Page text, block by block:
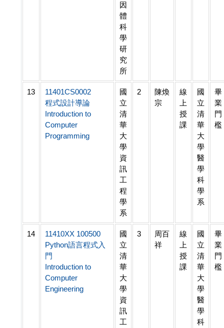
因
體
科
學
研
究
所
13
11401CS0002
程式設計導論
Introduction to
Computer
Programming
國
立
清
華
大
學
資
訊
工
程
學
系
2
陳煥
宗
線
上
授
課
國
立
清
華
大
學
醫
學
科
學
系
畢
業
門
檻
14
11410XX 100500
Python語言程式入
門
Introduction to
Computer
Engineering
國
立
清
華
大
學
資
訊
工
3
周百
祥
線
上
授
課
國
立
清
華
大
學
醫
學
科
畢
業
門
檻